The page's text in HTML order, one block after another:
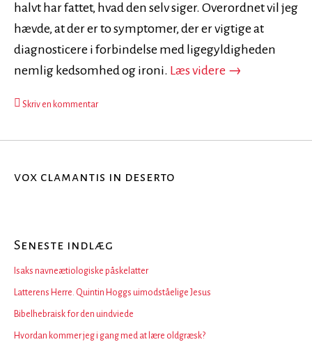
halvt har fattet, hvad den selv siger. Overordnet vil jeg
hævde, at der er to symptomer, der er vigtige at
diagnosticere i forbindelse med ligegyldigheden
nemlig kedsomhed og ironi. Læs videre En lommebog
→
Skriv en kommentar
vox clamantis in deserto
Seneste indlæg
Isaks navneætiologiske påskelatter
Latterens Herre. Quintin Hoggs uimodståelige Jesus
Bibelhebraisk for den uindviede
Hvordan kommer jeg i gang med at lære oldgræsk?